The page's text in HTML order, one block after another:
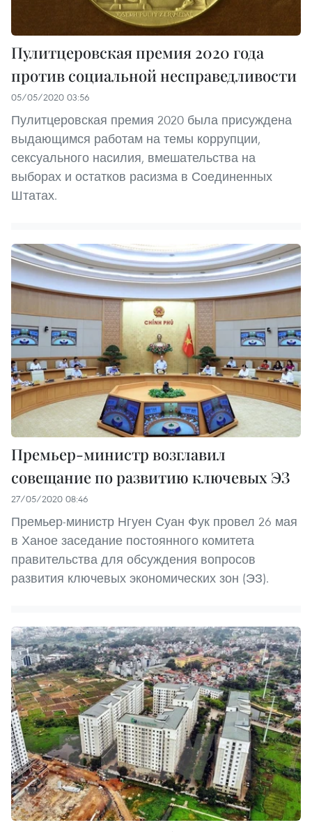
Пулитцеровская премия 2020 года
против социальной несправедливости
05/05/2020 03:56
Пулитцеровская премия 2020 была присуждена
выдающимся работам на темы коррупции,
сексуального насилия, вмешательства на
выборах и остатков расизма в Соединенных
Штатах.
Премьер-министр возглавил
совещание по развитию ключевых ЭЗ
27/05/2020 08:46
Премьер-министр Нгуен Суан Фук провел 26 мая
в Ханое заседание постоянного комитета
правительства для обсуждения вопросов
развития ключевых экономических зон (ЭЗ).